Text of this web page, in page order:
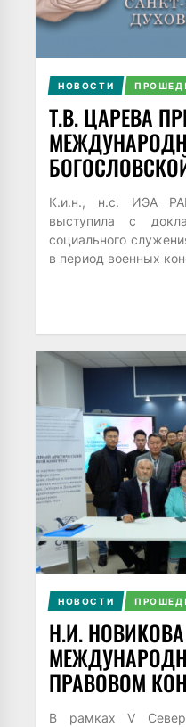
НОВОСТИ
Т.В. ЦАРЕВА
К.и.н., н.с. ИЭА
выступила с
социального
в период военных
НОВОСТИ
Н.И.
ПРАВОВОМ
В рамках V